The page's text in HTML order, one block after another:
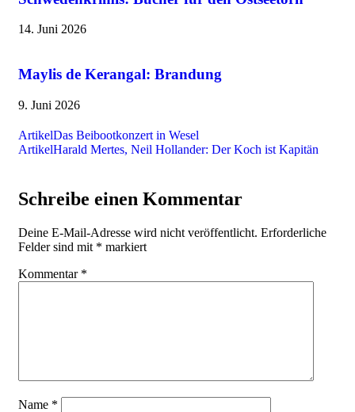
14. Juni 2026
Maylis de Kerangal: Brandung
9. Juni 2026
ArtikelDas Beibootkonzert in Wesel
ArtikelHarald Mertes, Neil Hollander: Der Koch ist Kapitän
Schreibe einen Kommentar
Deine E-Mail-Adresse wird nicht veröffentlicht. Erforderliche
Felder sind mit * markiert
Kommentar *
Name *